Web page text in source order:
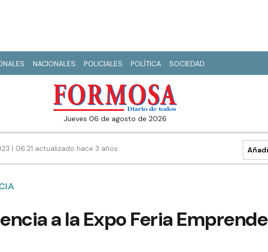
NACIONALES POLICIALES POLÍTICA SOCIEDAD
jueves 06 de agosto de 2026
| 06:21 actualizado hace 3 años
a la Expo Feria